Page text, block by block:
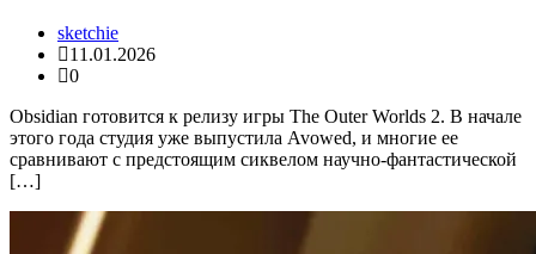
sketchie
11.01.2026
0
Obsidian готовится к релизу игры The Outer Worlds 2. В начале
этого года студия уже выпустила Avowed, и многие ее
сравнивают с предстоящим сиквелом научно-фантастической
[…]